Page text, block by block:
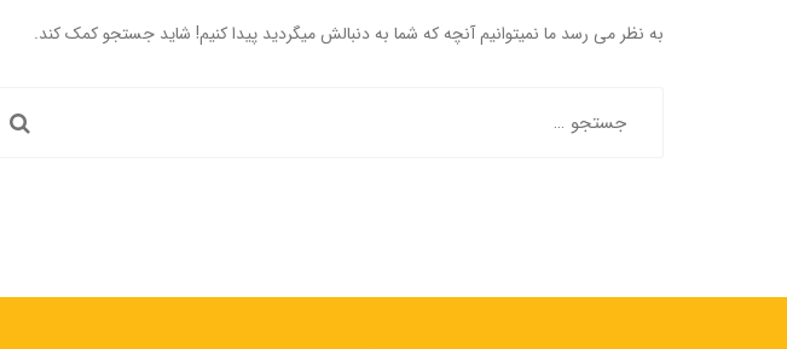
به نظر می رسد ما نمیتوانیم آنچه که شما به دنبالش میگردید پیدا کنیم! شاید جستجو کمک کند.